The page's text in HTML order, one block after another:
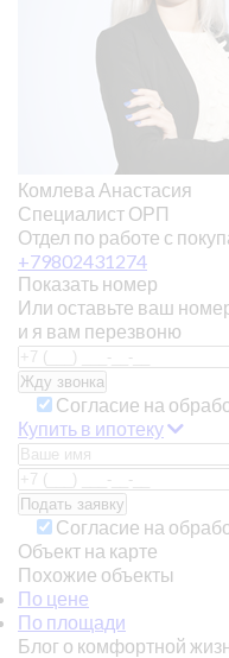
Комлева Анастасия
Специалист ОРП
Отдел по работе с
+79802431274
Показать номер
Или оставьте ваш
и я вам перезвоню
Согласие на
Купить в ипотеку
Согласие на
Объект на карте
Похожие объекты
По цене
По площади
Блог о комфортной